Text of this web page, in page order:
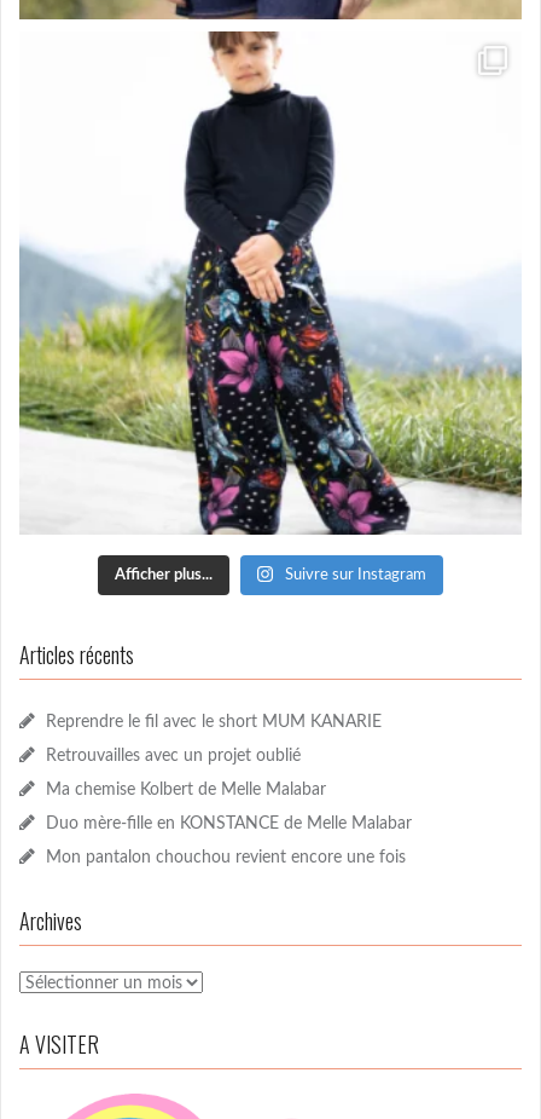
Afficher plus... Suivre sur Instagram
Articles récents
Reprendre le fil avec le short MUM KANARIE
Retrouvailles avec un projet oublié
Ma chemise Kolbert de Melle Malabar
Duo mère-fille en KONSTANCE de Melle Malabar
Mon pantalon chouchou revient encore une fois
Archives
Archives
A VISITER